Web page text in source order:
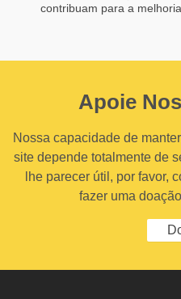
contribuam para a
Apoie
Nossa capacidade de
site depende totalmente de
lhe parecer útil, por favor,
fazer uma